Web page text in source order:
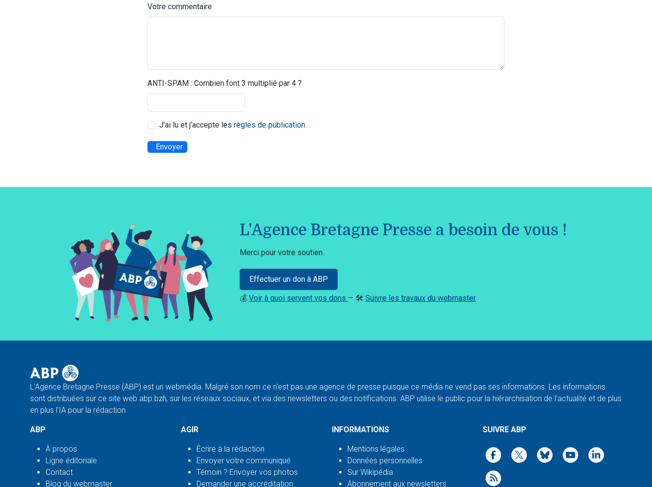
Votre commentaire
ANTI-SPAM : Combien font 3 multiplié par 4 ?
J’ai lu et j’accepte les règles de publication.
Envoyer
L'Agence Bretagne Presse a besoin de vous !
Merci pour votre soutien.
Effectuer un don à ABP
💰 Voir à quoi servent vos dons — 🛠️ Suivre les travaux du webmaster
L'Agence Bretagne Presse (ABP) est un webmédia. Malgré son nom ce n'est pas une agence de presse puisque ce média ne vend pas ses informations. Les informations
sont distribuées sur ce site web abp.bzh, sur les réseaux sociaux, et via des newsletters ou des notifications. ABP utilise le public pour la hiérarchisation de l'actualité et de plus
en plus l'IA pour la rédaction.
ABP
À propos
Ligne éditoriale
Contact
Blog du webmaster
AGIR
Écrire à la rédaction
Envoyer votre communiqué
Témoin ? Envoyer vos photos
Demander une accréditation
INFORMATIONS
Mentions légales
Données personnelles
Sur Wikipédia
Abonnement aux newsletters
SUIVRE ABP